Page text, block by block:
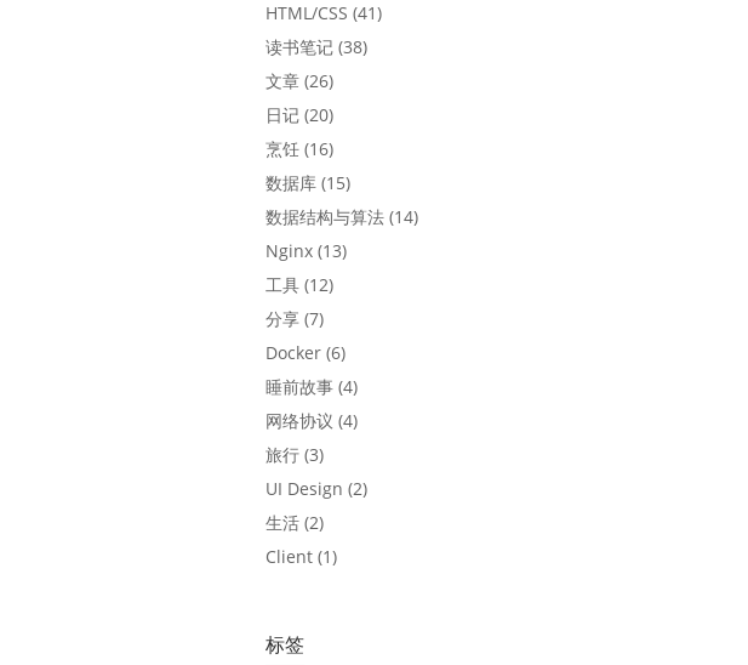
HTML/CSS (41)
读书笔记(38)
文章(26)
日记(20)
烹饪(16)
数据库(15)
数据结构与算法(14)
Nginx(13)
工具(12)
分享(7)
Docker(6)
睡前故事(4)
网络协议 (4)
旅行(3)
UI Design (2)
生活(2)
Client(1)
标签